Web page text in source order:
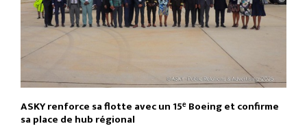
ASKY renforce sa flotte avec un 15ᵉ Boeing et confirme
sa place de hub régional